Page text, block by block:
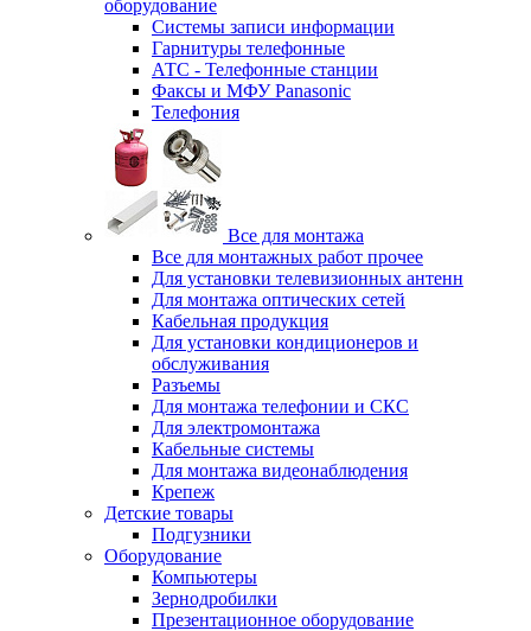
оборудование
Системы записи информации
Гарнитуры телефонные
АТС - Телефонные станции
Факсы и МФУ Panasonic
Телефония
Все для монтажа
Все для монтажных работ прочее
Для установки телевизионных антенн
Для монтажа оптических сетей
Кабельная продукция
Для установки кондиционеров и
обслуживания
Разъемы
Для монтажа телефонии и СКС
Для электромонтажа
Кабельные системы
Для монтажа видеонаблюдения
Крепеж
Детские товары
Подгузники
Оборудование
Компьютеры
Зернодробилки
Презентационное оборудование